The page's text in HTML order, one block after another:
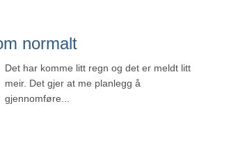
normalt
Det har komme litt regn og det er meldt litt
meir. Det gjer at me planlegg å
gjennomføre...